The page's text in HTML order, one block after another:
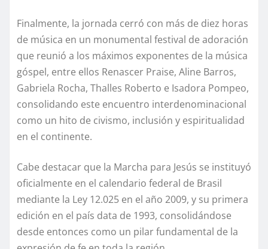
Finalmente, la jornada cerró con más de diez horas
de música en un monumental festival de adoración
que reunió a los máximos exponentes de la música
góspel, entre ellos Renascer Praise, Aline Barros,
Gabriela Rocha, Thalles Roberto e Isadora Pompeo,
consolidando este encuentro interdenominacional
como un hito de civismo, inclusión y espiritualidad
en el continente.
Cabe destacar que la Marcha para Jesús se instituyó
oficialmente en el calendario federal de Brasil
mediante la Ley 12.025 en el año 2009, y su primera
edición en el país data de 1993, consolidándose
desde entonces como un pilar fundamental de la